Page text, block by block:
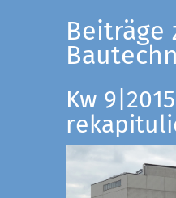
Beiträge
Kw